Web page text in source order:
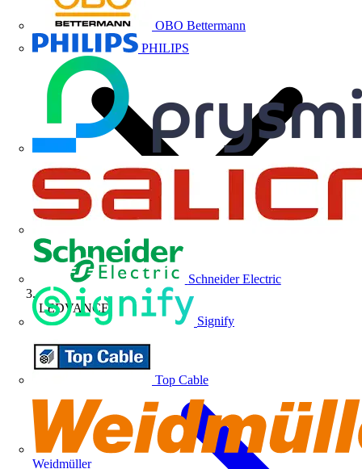
OBO Bettermann
PHILIPS
Schneider Electric
Signify
Top Cable
Weidmüller
LEDVANCE